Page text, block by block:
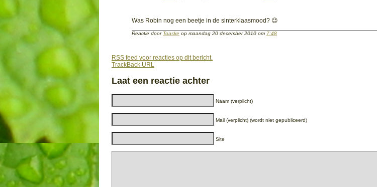
Was Robin nog een beetje in de sinterklaasmood? 😉
Reactie door Toaske op maandag 20 december 2010 om 7:48
RSS feed voor reacties op dit bericht.
TrackBack URL
Laat een reactie achter
Naam (verplicht)
Mail (verplicht) (wordt niet gepubliceerd)
Site